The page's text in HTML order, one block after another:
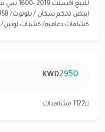
كشافات دعاميه/ كشنات لونين/ LED شرط الفحص ماكينه جير شاصي
2950
KWD
1122 مشاهدات